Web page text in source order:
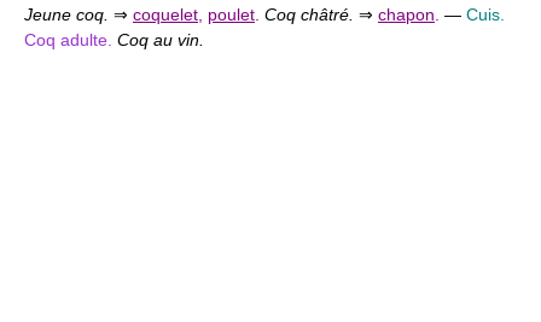
Jeune coq. ⇒ coquelet poulet Coq châtré. ⇒ chapon — Cuis.
Coq adulte. Coq au vin.